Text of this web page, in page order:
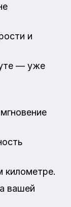
и
— уже
километре.
вашей